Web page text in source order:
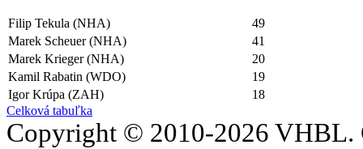
Filip Tekula (NHA)
49
Marek Scheuer (NHA)
41
Marek Krieger (NHA)
20
Kamil Rabatin (WDO)
19
Igor Krúpa (ZAH)
18
Celková tabuľka
Copyright © 2010-2026 VHBL.